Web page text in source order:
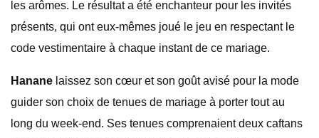
les arômes. Le résultat a été enchanteur pour les invités
présents, qui ont eux-mêmes joué le jeu en respectant le
code vestimentaire à chaque instant de ce mariage.
Hanane laissez son cœur et son goût avisé pour la mode
guider son choix de tenues de mariage à porter tout au
long du week-end. Ses tenues comprenaient deux caftans